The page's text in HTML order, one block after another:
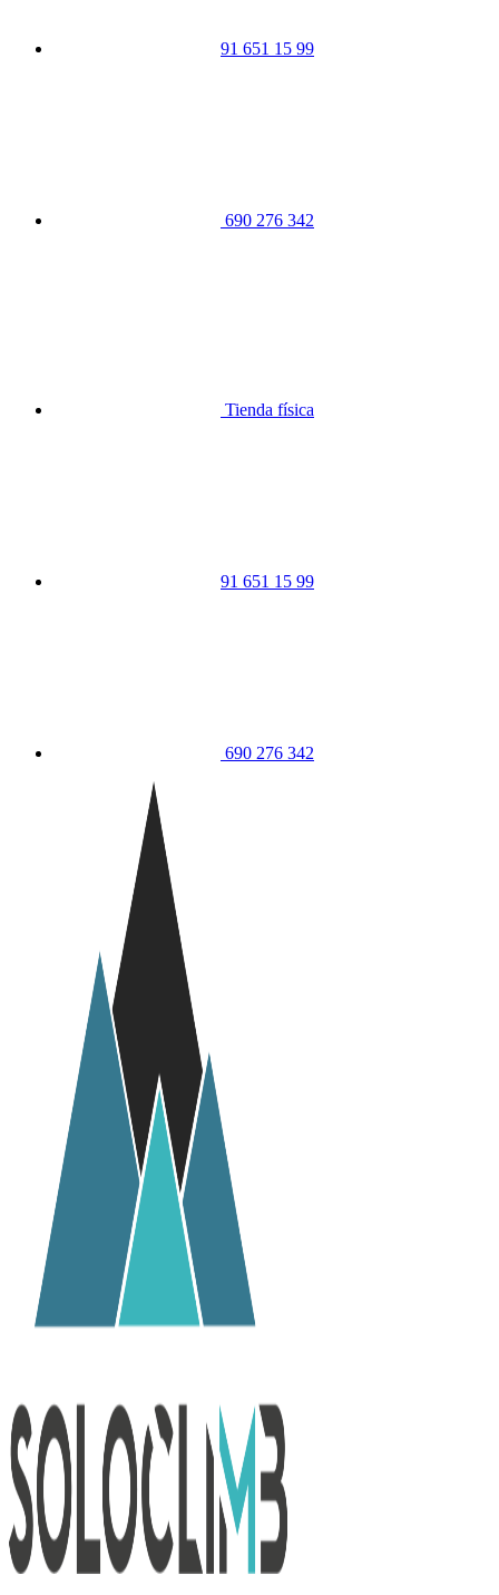
91 651 15 99
690 276 342
Tienda física
91 651 15 99
690 276 342